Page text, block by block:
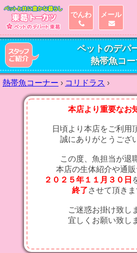
ペットのデパ
熱帯魚コ
熱帯魚コーナー › コリドラス ›
本店より重要なお
日頃より本店をご利用
誠にありがとうござ
この度、魚担当が退
本店の生体紹介や通
２０２５年１１月３０日
終了させて頂きま
ご迷惑お掛け致し
宜しくお願い致し
でんわ メール